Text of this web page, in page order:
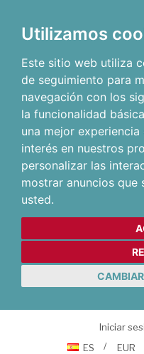
Utilizamos
Este sitio web utiliza
de seguimiento para
navegación con los
la funcionalidad
una mejor
interés en nuestros
personalizar las
mostrar anuncios que
usted.
Iniciar
ES
EUR